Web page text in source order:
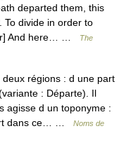
departed them, this
To divide in order to
And here… …
The
régions : d une part
: Départe). Il
agisse d un toponyme :
dans ce… …
Noms de